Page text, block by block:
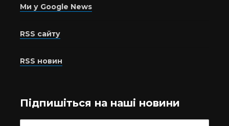
Ми у Google News
RSS сайту
RSS новин
Підпишіться на наші новини